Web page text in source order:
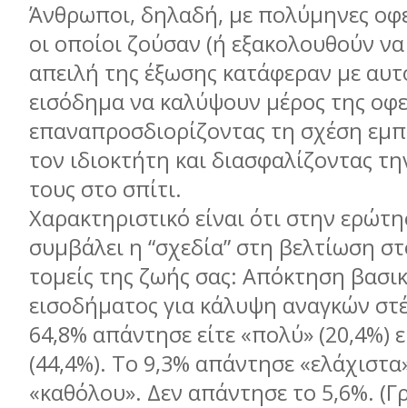
Άνθρωποι, δηλαδή, με πολύμηνες
οι οποίοι ζούσαν (ή εξακολουθούν
απειλή της έξωσης κατάφεραν με
εισόδημα να καλύψουν μέρος της
επαναπροσδιορίζοντας τη σχέση
τον ιδιοκτήτη και διασφαλίζοντας
τους στο σπίτι.
Χαρακτηριστικό είναι ότι στην
συμβάλει η “σχεδία” στη βελτίωση
τομείς της ζωής σας: Απόκτηση
εισοδήματος για κάλυψη αναγκών
64,8% απάντησε είτε «πολύ» (20,4%)
(44,4%). Το 9,3% απάντησε
«καθόλου». Δεν απάντησε το 5,6%.